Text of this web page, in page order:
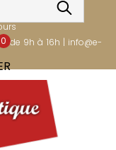
80€
de 9h à 16h | info@e-
0